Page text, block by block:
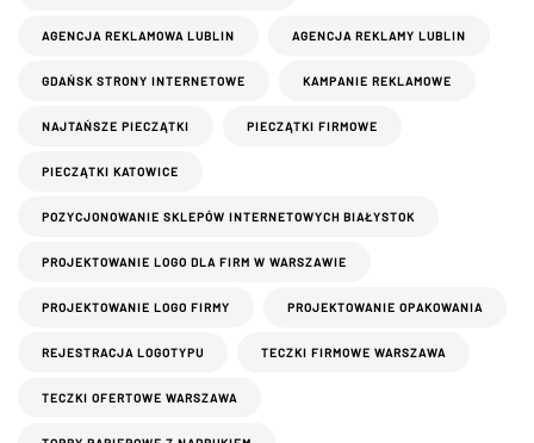
AGENCJA REKLAMOWA LUBLIN AGENCJA REKLAMY LUBLIN
GDAŃSK STRONY INTERNETOWE KAMPANIE REKLAMOWE
NAJTAŃSZE PIECZĄTKI PIECZĄTKI FIRMOWE
PIECZĄTKI KATOWICE
POZYCJONOWANIE SKLEPÓW INTERNETOWYCH BIAŁYSTOK
PROJEKTOWANIE LOGO DLA FIRM W WARSZAWIE
PROJEKTOWANIE LOGO FIRMY PROJEKTOWANIE OPAKOWANIA
REJESTRACJA LOGOTYPU TECZKI FIRMOWE WARSZAWA
TECZKI OFERTOWE WARSZAWA